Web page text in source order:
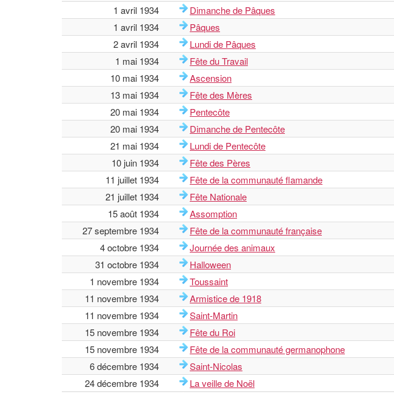
1 avril 1934
Dimanche de Pâques
1 avril 1934
Pâques
2 avril 1934
Lundi de Pâques
1 mai 1934
Fête du Travail
10 mai 1934
Ascension
13 mai 1934
Fête des Mères
20 mai 1934
Pentecôte
20 mai 1934
Dimanche de Pentecôte
21 mai 1934
Lundi de Pentecôte
10 juin 1934
Fête des Pères
11 juillet 1934
Fête de la communauté flamande
21 juillet 1934
Fête Nationale
15 août 1934
Assomption
27 septembre 1934
Fête de la communauté française
4 octobre 1934
Journée des animaux
31 octobre 1934
Halloween
1 novembre 1934
Toussaint
11 novembre 1934
Armistice de 1918
11 novembre 1934
Saint-Martin
15 novembre 1934
Fête du Roi
15 novembre 1934
Fête de la communauté germanophone
6 décembre 1934
Saint-Nicolas
24 décembre 1934
La veille de Noël